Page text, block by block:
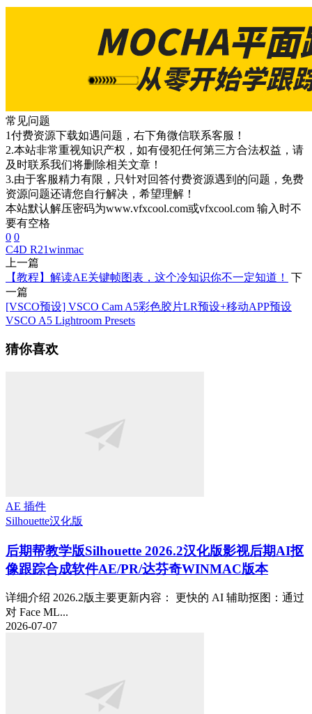
常见问题
1付费资源下载如遇问题，右下角微信联系客服！
2.本站非常重视知识产权，如有侵犯任何第三方合法权益，请
及时联系我们将删除相关文章！
3.由于客服精力有限，只针对回答付费资源遇到的问题，免费
资源问题还请您自行解决，希望理解！
本站默认解压密码为www.vfxcool.com或vfxcool.com 输入时不
要有空格
0 0
C4D R21winmac
上一篇
【教程】解读AE关键帧图表，这个冷知识你不一定知道！
下
一篇
[VSCO预设] VSCO Cam A5彩色胶片LR预设+移动APP预设
VSCO A5 Lightroom Presets
猜你喜欢
AE 插件
Silhouette汉化版
后期帮教学版Silhouette 2026.2汉化版影视后期AI抠
像跟踪合成软件AE/PR/达芬奇WINMAC版本
详细介绍 2026.2版主要更新内容： 更快的 AI 辅助抠图：通过
对 Face ML...
2026-07-07